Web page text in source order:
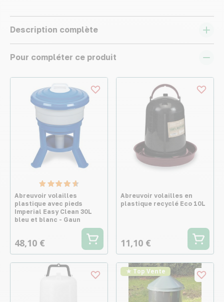
Description complète
Pour compléter ce produit
Abreuvoir volailles
plastique avec pieds
Imperial Easy Clean 30L
bleu et blanc - Gaun
48,10 €
Abreuvoir volailles en
plastique recyclé Eco 10L
11,10 €
★ Top Vente